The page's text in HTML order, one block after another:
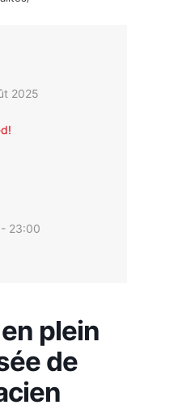
2025
23:00
plein
de